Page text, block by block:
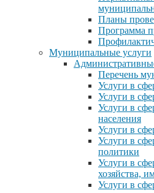
Планы
Программа
Муниципальные услуги
Перечень
Услуги в
Услуги в
Услуги в
населения
Услуги в
Услуги в
политики
Услуги в
хозяйства,
Услуги в